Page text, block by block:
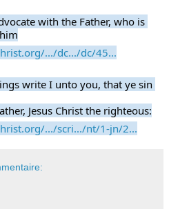
with the Father, who is
.../dc.../dc/45...
write I unto you, that ye sin
Jesus Christ the righteous:
.../scri.../nt/1-jn/2...